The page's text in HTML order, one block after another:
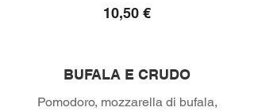
10,50 €
BUFALA E CRUDO
Pomodoro, mozzarella di bufala,